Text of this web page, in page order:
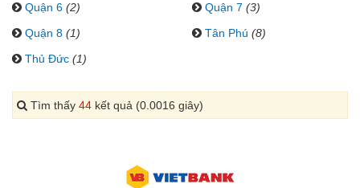
Quận 6 (2) Quận 7 (3)
Quận 8 (1) Tân Phú (8)
Thủ Đức (1)
Tìm thấy 44 kết quả (0.0016 giây)